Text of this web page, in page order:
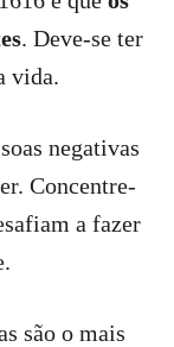
. Deve-se ter
vida.
negativas
Concentre-
a fazer
são o mais